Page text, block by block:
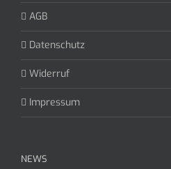
AGB
Datenschutz
Widerruf
Impressum
NEWS